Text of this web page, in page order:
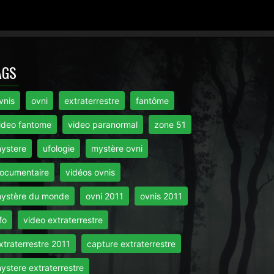
ovni extraterrestre fantôme
fantome video paranormal zone 51
ufologie mystère ovni
vidéos ovnis
du monde ovni 2011 ovnis 2011
video extraterrestre
2011 capture extraterrestre
extraterrestre